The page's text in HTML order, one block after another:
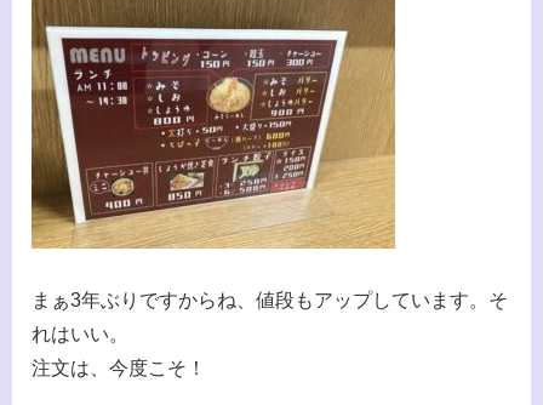
まぁ3年ぶりですからね、値段もアップしています。そ
れはいい。
注文は、今度こそ！